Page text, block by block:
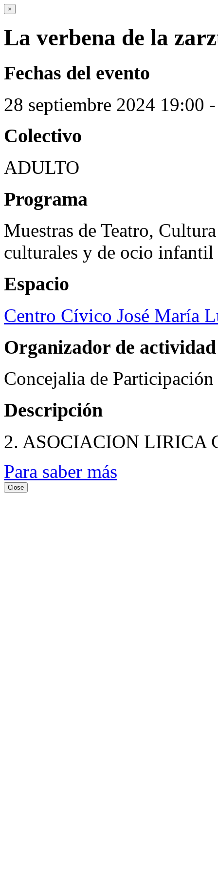
×
La verbena de la
Fechas del evento
28 septiembre 2024 19:00
Colectivo
ADULTO
Programa
Muestras de Teatro,
culturales y de ocio infantil
Espacio
Centro Cívico José María
Organizador de actividad
Concejalia de
Descripción
2. ASOCIACION LIRICA
Para saber más
Close